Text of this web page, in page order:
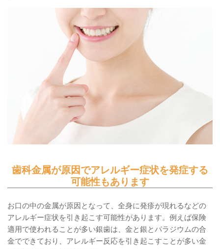
歯科金属が原因でアレルギー症状を発症する
可能性もあります
お口の中の金属が原因となって、全身に発疹が現れるなどの
アレルギー症状を引き起こす可能性があります。例えば保険
適用で使われることが多い銀歯は、金と銀とパラジウムの合
金でできており、アレルギー反応を引き起こすことが多い金